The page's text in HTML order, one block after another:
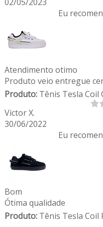
Eu
Atendimento otimo
Produto veio entregue
Produto:Tênis Tesla Coil
Victor X.
30/06/2022
Eu
Bom
Ótima qualidade
Produto:Tênis Tesla Coil